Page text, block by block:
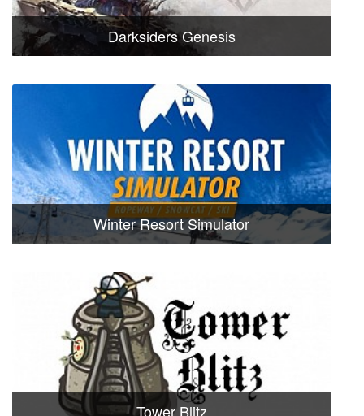
Darksiders Genesis
Winter Resort Simulator
Tower Blitz